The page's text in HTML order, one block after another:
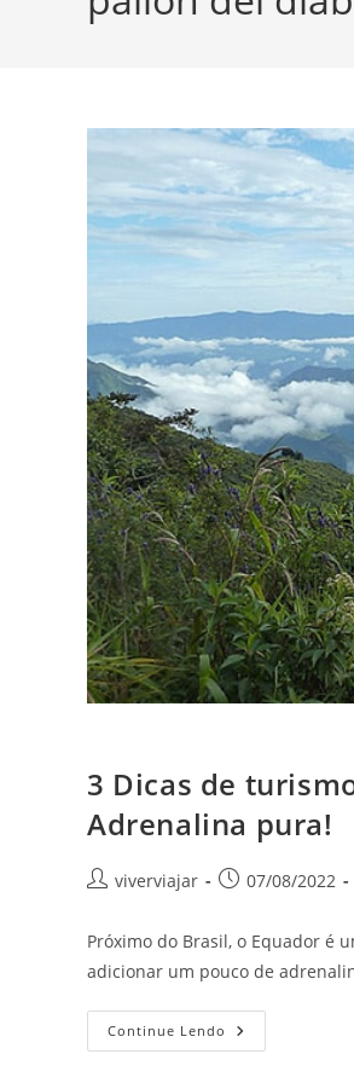
3 Dicas de
Adrenalina pura!
Autor
post:
viverviajar
Post07/08/2022
Próximo do Brasil, o Equador é
adicionar um pouco de
Continue Lendo
Dicas